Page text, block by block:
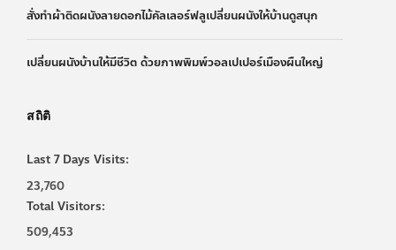
สั่งทำผ้าติดผนังลายดอกไม้คัลเลอร์ฟลูเปลี่ยนผนังให้บ้านดูสนุก
เปลี่ยนผนังบ้านให้มีชีวิต ด้วยภาพพิมพ์วอลเปเปอร์เมืองผืนใหญ่
สถิติ
Last 7 Days Visits:
23,760
Total Visitors:
509,453